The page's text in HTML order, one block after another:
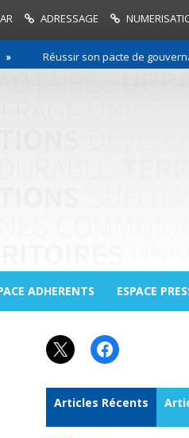
ADRESSAGE
Réussir son pacte de
ADHERENTS ESPACE
X Facebook
Articles Récents